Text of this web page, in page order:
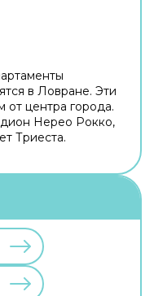
в Ловране. Эти
от центра города.
Нерео Рокко,
Триеста.